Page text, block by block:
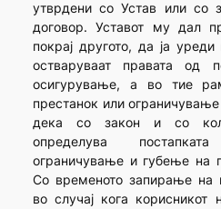
утврдени со Устав или со
договор. Уставот му дал
покрај другото, да ја
остваруваат правата од
осигурување, а во тие
престанок или
дека со закон и со
определува
ограничување и губење на
Со временото запирање на
во случај кога корисникот